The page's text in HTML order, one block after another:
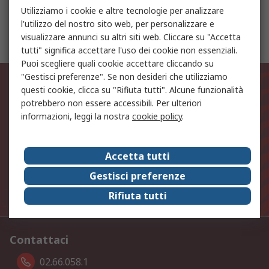
Sensori CI
Rimani aggiornato sulle novità di
prodotto e sulle nostre offerte!
I dati personali forniti saranno trattati in linea con la
nostra
Politica sulla Privacy.
Contattaci
02.66.058.1
Utilizziamo i cookie e altre tecnologie per analizzare
l'utilizzo del nostro sito web, per personalizzare e
visualizzare annunci su altri siti web. Cliccare su "Accetta
tutti" significa accettare l'uso dei cookie non essenziali.
Puoi scegliere quali cookie accettare cliccando su
"Gestisci preferenze". Se non desideri che utilizziamo
questi cookie, clicca su "Rifiuta tutti". Alcune funzionalità
potrebbero non essere accessibili. Per ulteriori
informazioni, leggi la nostra cookie policy.
Accetta tutti
Gestisci preferenze
Rifiuta tutti